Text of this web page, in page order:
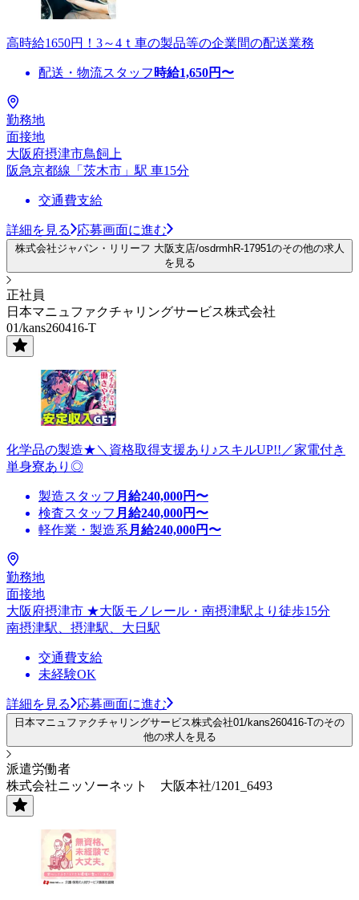
高時給1650円！3～4ｔ車の製品等の企業間の配送業務
配送・物流スタッフ 時給1,650円〜
勤務地
面接地
大阪府摂津市鳥飼上
阪急京都線「茨木市」駅 車15分
交通費支給
詳細を見る 応募画面に進む
株式会社ジャパン・リリーフ 大阪支店/osdrmhR-17951のその他の求人
を見る
正社員
日本マニュファクチャリングサービス株式会社
01/kans260416-T
化学品の製造★＼資格取得支援あり♪スキルUP!!／家電付き
単身寮あり◎
製造スタッフ 月給240,000円〜
検査スタッフ 月給240,000円〜
軽作業・製造系 月給240,000円〜
勤務地
面接地
大阪府摂津市 ★大阪モノレール・南摂津駅より徒歩15分
南摂津駅、摂津駅、大日駅
交通費支給
未経験OK
詳細を見る 応募画面に進む
日本マニュファクチャリングサービス株式会社01/kans260416-Tのその
他の求人を見る
派遣労働者
株式会社ニッソーネット 大阪本社/1201_6493